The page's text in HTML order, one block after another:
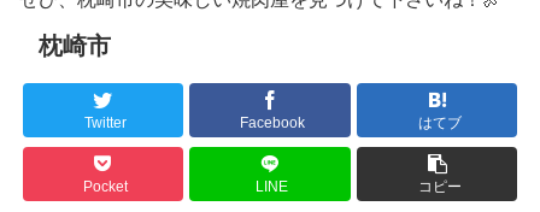
枕崎市
Twitter Facebook はてブ
Pocket LINE コピー